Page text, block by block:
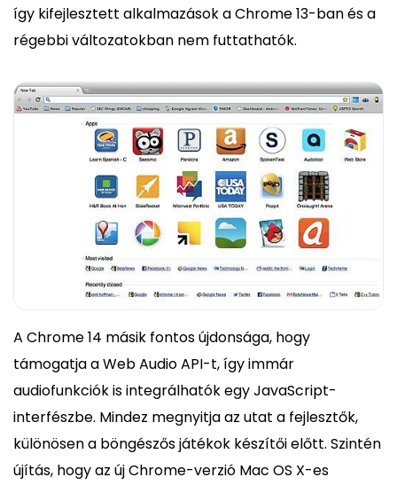
így kifejlesztett alkalmazások a Chrome 13-ban és a
régebbi változatokban nem futtathatók.
A Chrome 14 másik fontos újdonsága, hogy
támogatja a Web Audio API-t, így immár
audiofunkciók is integrálhatók egy JavaScript-
interfészbe. Mindez megnyitja az utat a fejlesztők,
különösen a böngészős játékok készítői előtt. Szintén
újítás, hogy az új Chrome-verzió Mac OS X-es